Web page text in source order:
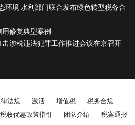
环境 水利部门联合发布绿色转型税务合
修复典型案例
涉税违法犯罪工作推进会议在京召开
法规 激活 增值税
税务合规
税收优惠政策指引 团队介绍 税案通报